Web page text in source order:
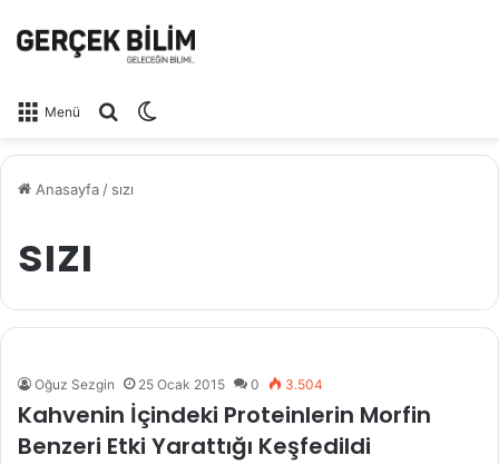
Menü Arama yap ...
Anasayfa / sızı
sızı
Oğuz Sezgin 25 Ocak 2015 0 3.504
Kahvenin İçindeki Proteinlerin Morfin
Benzeri Etki Yarattığı Keşfedildi